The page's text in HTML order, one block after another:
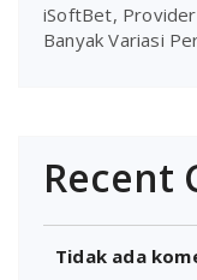
iSoftBet,
Banyak Variasi
Recent
Tidak ada